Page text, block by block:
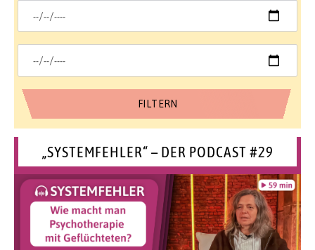
„SYSTEMFEHLER“ – DER PODCAST #29